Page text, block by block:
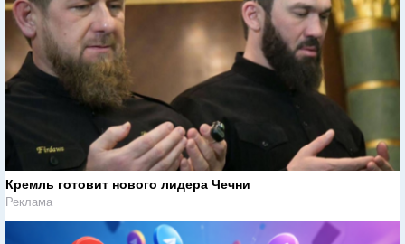
Кремль готовит нового лидера Чечни
Реклама